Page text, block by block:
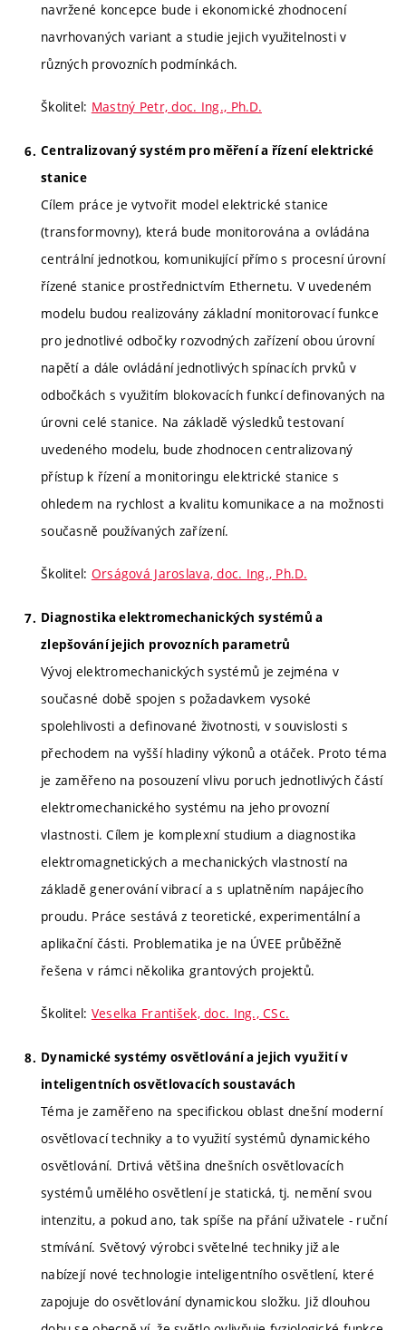
navržené koncepce bude i ekonomické zhodnocení
navrhovaných variant a studie jejich využitelnosti v
různých provozních podmínkách.
Školitel: Mastný Petr, doc. Ing., Ph.D.
Centralizovaný systém pro měření a řízení elektrické
stanice
Cílem práce je vytvořit model elektrické stanice
(transformovny), která bude monitorována a ovládána
centrální jednotkou, komunikující přímo s procesní úrovní
řízené stanice prostřednictvím Ethernetu. V uvedeném
modelu budou realizovány základní monitorovací funkce
pro jednotlivé odbočky rozvodných zařízení obou úrovní
napětí a dále ovládání jednotlivých spínacích prvků v
odbočkách s využitím blokovacích funkcí definovaných na
úrovni celé stanice. Na základě výsledků testovaní
uvedeného modelu, bude zhodnocen centralizovaný
přístup k řízení a monitoringu elektrické stanice s
ohledem na rychlost a kvalitu komunikace a na možnosti
současně používaných zařízení.
Školitel: Orságová Jaroslava, doc. Ing., Ph.D.
Diagnostika elektromechanických systémů a
zlepšování jejich provozních parametrů
Vývoj elektromechanických systémů je zejména v
současné době spojen s požadavkem vysoké
spolehlivosti a definované životnosti, v souvislosti s
přechodem na vyšší hladiny výkonů a otáček. Proto téma
je zaměřeno na posouzení vlivu poruch jednotlivých částí
elektromechanického systému na jeho provozní
vlastnosti. Cílem je komplexní studium a diagnostika
elektromagnetických a mechanických vlastností na
základě generování vibrací a s uplatněním napájecího
proudu. Práce sestává z teoretické, experimentální a
aplikační části. Problematika je na ÚVEE průběžně
řešena v rámci několika grantových projektů.
Školitel: Veselka František, doc. Ing., CSc.
Dynamické systémy osvětlování a jejich využití v
inteligentních osvětlovacích soustavách
Téma je zaměřeno na specifickou oblast dnešní moderní
osvětlovací techniky a to využití systémů dynamického
osvětlování. Drtivá většina dnešních osvětlovacích
systémů umělého osvětlení je statická, tj. nemění svou
intenzitu, a pokud ano, tak spíše na přání uživatele - ruční
stmívání. Světový výrobci světelné techniky již ale
nabízejí nové technologie inteligentního osvětlení, které
zapojuje do osvětlování dynamickou složku. Již dlouhou